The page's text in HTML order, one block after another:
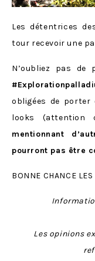
Les détentrices
tour recevoir une
N’oubliez pas
obligées de porter
looks (attention
mentionnant
pourront pas être
BONNE CHANCE LES
Les opinions